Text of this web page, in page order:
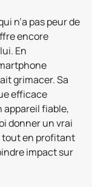
n’a pas peur de
encore
En
grimacer. Sa
efficace
appareil fiable,
donner un vrai
tout en profitant
impact sur